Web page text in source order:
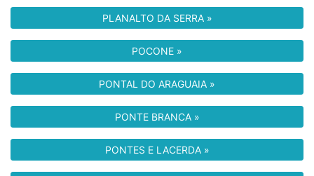
PLANALTO DA SERRA »
POCONE »
PONTAL DO ARAGUAIA »
PONTE BRANCA »
PONTES E LACERDA »